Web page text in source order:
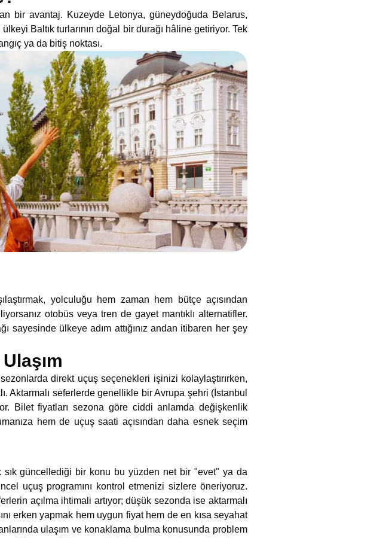
bir avantaj. Kuzeyde Letonya, güneydoğuda Belarus,
Baltık turlarının doğal bir durağı hâline getiriyor. Tek
ya da bitiş noktası.
yolculuğu hem zaman hem bütçe açısından
otobüs veya tren de gayet mantıklı alternatifler.
sayesinde ülkeye adım attığınız andan itibaren her şey
direkt uçuş seçenekleri işinizi kolaylaştırırken,
Aktarmalı seferlerde genellikle bir Avrupa şehri (İstanbul
Bilet fiyatları sezona göre ciddi anlamda değişkenlik
hem de uçuş saati açısından daha esnek seçim
sık güncellediği bir konu bu yüzden net bir "evet" ya da
uçuş programını kontrol etmenizi sizlere öneriyoruz.
açılma ihtimali artıyor; düşük sezonda ise aktarmalı
erken yapmak hem uygun fiyat hem de en kısa seyahat
ulaşım ve konaklama bulma konusunda problem